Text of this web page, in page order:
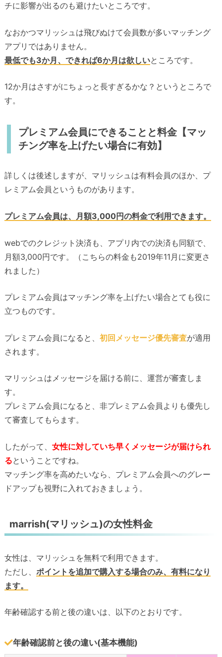
チに影響が出るのも避けたいところです。
なおかつマリッシュは飛びぬけて会員数が多いマッチング
アプリではありません。
最低でも3か月、できれば6か月は欲しいところです。
12か月はさすがにちょっと長すぎるかな？というところで
す。
プレミアム会員にできることと料金【マッ
チング率を上げたい場合に有効】
詳しくは後述しますが、マリッシュは有料会員のほか、プ
レミアム会員というものがあります。
プレミアム会員は、月額3,000円の料金で利用できます。
webでのクレジット決済も、アプリ内での決済も同額で、
月額3,000円です。（こちらの料金も2019年11月に変更さ
れました）
プレミアム会員はマッチング率を上げたい場合とても役に
立つものです。
プレミアム会員になると、 初回メッセージ優先審査が適用
されます。
マリッシュはメッセージを届ける前に、運営が審査しま
す。
プレミアム会員になると、非プレミアム会員よりも優先し
て審査してもらます。
したがって、 女性に対していち早くメッセージが届けられ
るということですね。
マッチング率を高めたいなら、プレミアム会員へのグレー
ドアップも視野に入れておきましょう。
marrish(マリッシュ)の女性料金
女性は、マリッシュを無料で利用できます。
ただし、 ポイントを追加で購入する場合のみ、有料になり
ます。
年齢確認する前と後の違いは、以下のとおりです。
年齢確認前と後の違い(基本機能)